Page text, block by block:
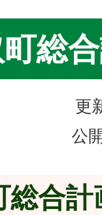
総
更
公
合計